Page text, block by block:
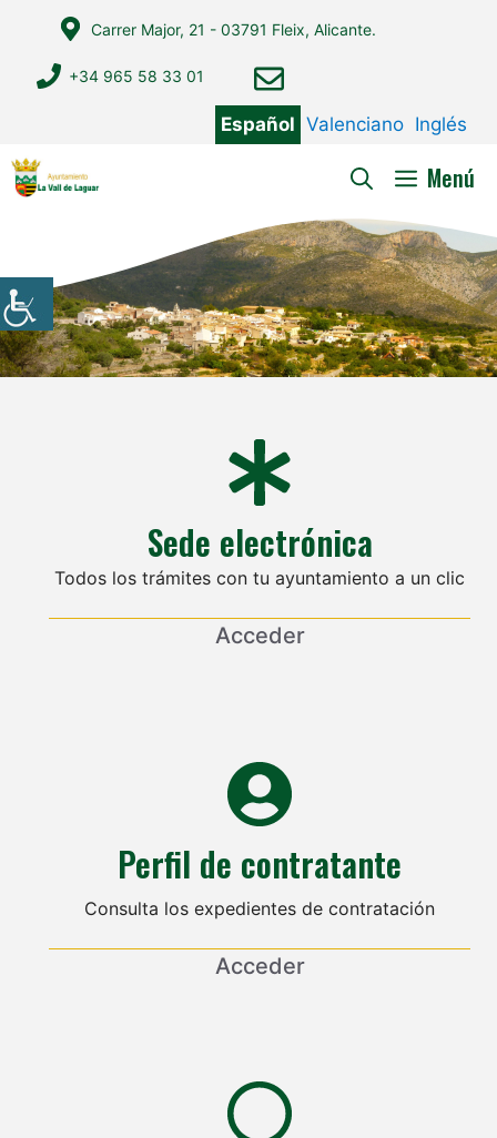
contenido
Carrer Major, 21 - 03791 Fleix, Alicante.
+34 965 58 33 01
Español Valenciano Inglés
Menú
Sede electrónica
Todos los trámites con tu ayuntamiento a un clic
Acceder
Perfil de contratante
Consulta los expedientes de contratación
Acceder